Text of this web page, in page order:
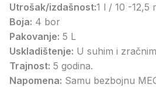
Utrošak/izdašnost:1 l / 10 -12,5
Boja: 4 bor
Pakovanje: 5 L
Uskladištenje: U suhim i
Trajnost: 5 godina.
Napomena: Samu bezbojnu